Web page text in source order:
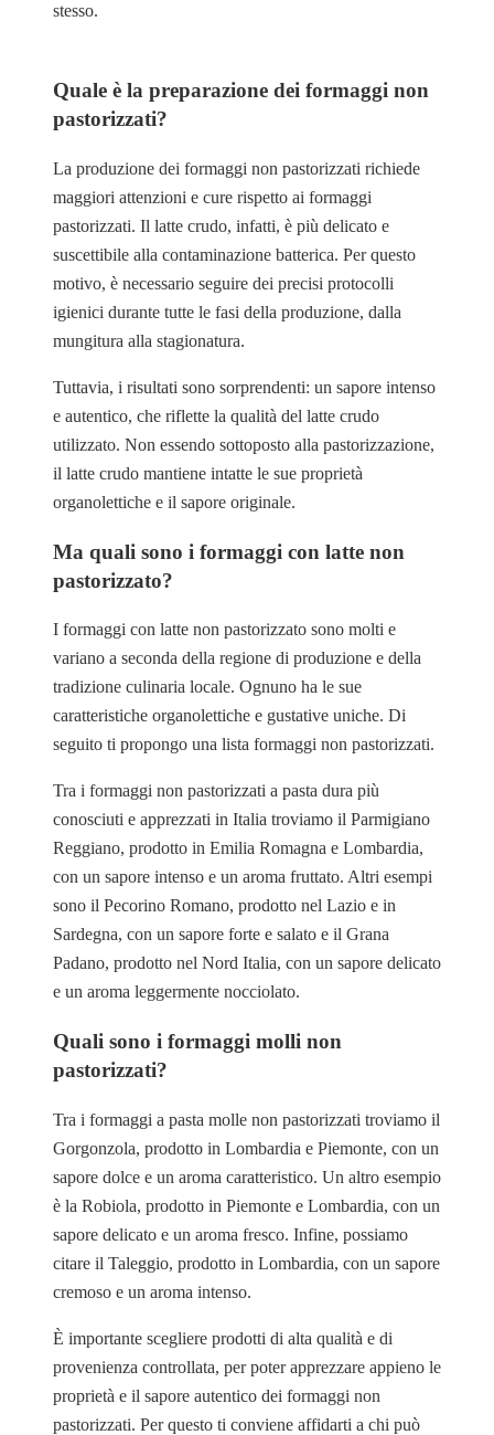
stesso.
Quale è la preparazione dei formaggi non
pastorizzati?
La produzione dei formaggi non pastorizzati richiede
maggiori attenzioni e cure rispetto ai formaggi
pastorizzati. Il latte crudo, infatti, è più delicato e
suscettibile alla contaminazione batterica. Per questo
motivo, è necessario seguire dei precisi protocolli
igienici durante tutte le fasi della produzione, dalla
mungitura alla stagionatura.
Tuttavia, i risultati sono sorprendenti: un sapore intenso
e autentico, che riflette la qualità del latte crudo
utilizzato. Non essendo sottoposto alla pastorizzazione,
il latte crudo mantiene intatte le sue proprietà
organolettiche e il sapore originale.
Ma quali sono i formaggi con latte non
pastorizzato?
I formaggi con latte non pastorizzato sono molti e
variano a seconda della regione di produzione e della
tradizione culinaria locale. Ognuno ha le sue
caratteristiche organolettiche e gustative uniche. Di
seguito ti propongo una lista formaggi non pastorizzati.
Tra i formaggi non pastorizzati a pasta dura più
conosciuti e apprezzati in Italia troviamo il Parmigiano
Reggiano, prodotto in Emilia Romagna e Lombardia,
con un sapore intenso e un aroma fruttato. Altri esempi
sono il Pecorino Romano, prodotto nel Lazio e in
Sardegna, con un sapore forte e salato e il Grana
Padano, prodotto nel Nord Italia, con un sapore delicato
e un aroma leggermente nocciolato.
Quali sono i formaggi molli non
pastorizzati?
Tra i formaggi a pasta molle non pastorizzati troviamo il
Gorgonzola, prodotto in Lombardia e Piemonte, con un
sapore dolce e un aroma caratteristico. Un altro esempio
è la Robiola, prodotto in Piemonte e Lombardia, con un
sapore delicato e un aroma fresco. Infine, possiamo
citare il Taleggio, prodotto in Lombardia, con un sapore
cremoso e un aroma intenso.
È importante scegliere prodotti di alta qualità e di
provenienza controllata, per poter apprezzare appieno le
proprietà e il sapore autentico dei formaggi non
pastorizzati. Per questo ti conviene affidarti a chi può